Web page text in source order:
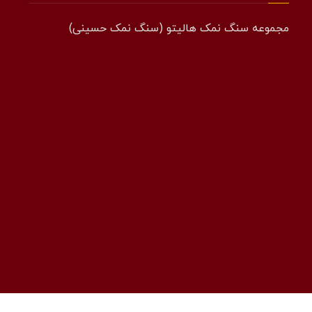
مجموعه سنگ نمک هالیتو (سنگ نمک حسینی)